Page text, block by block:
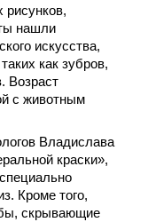
нашли
искусства,
как зубров,
Возраст
с животным
Владислава
краски»,
Кроме того,
скрывающие